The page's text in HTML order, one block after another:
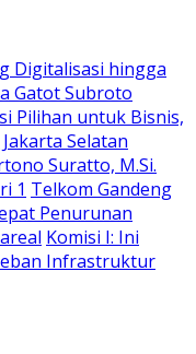
Digitalisasi hingga
Gatot Subroto
Pilihan untuk Bisnis,
Selatan
Suratto, M.Si.
1 Telkom Gandeng
Penurunan
Komisi I: Ini
Infrastruktur